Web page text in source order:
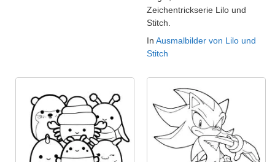
Zeichentrickserie Lilo und
Stitch.
In Ausmalbilder von Lilo und
Stitch